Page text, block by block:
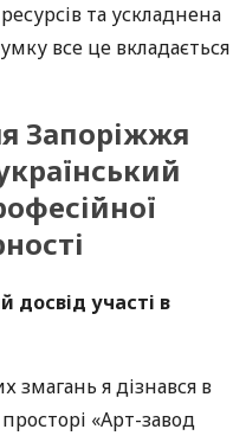
та ускладнена
все це вкладається
Запоріжжя
досвід участі в
змагань я дізнався в
«Арт-завод